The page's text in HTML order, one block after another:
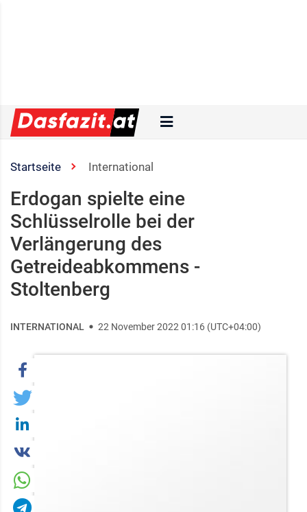
Startseite International
Erdogan spielte eine
Schlüsselrolle bei der
Verlängerung des
Getreideabkommens -
Stoltenberg
INTERNATIONAL 22 November 2022 01:16 (UTC+04:00)